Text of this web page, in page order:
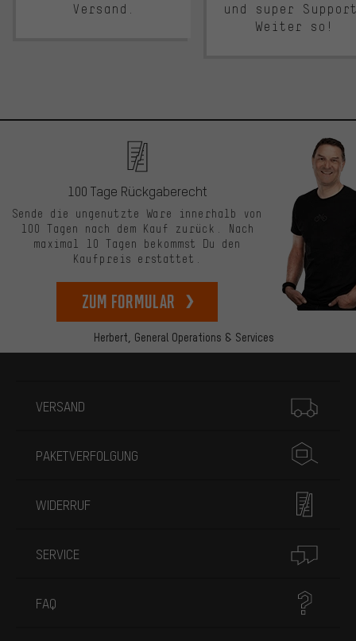
Versand.
und super
Weiter so!
Herbert, General Operations & Services
100 Tage Rückgaberecht
Sende die ungenutzte Ware innerhalb von
100 Tagen nach dem Kauf zurück. Nach
maximal 10 Tagen bekommst Du den
Kaufpreis erstattet.
zum Formular
VERSAND
PAKETVERFOLGUNG
WIDERRUF
SERVICE
FAQ